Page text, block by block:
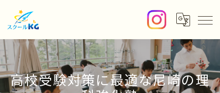
高校受験対策に最適な尼崎の理